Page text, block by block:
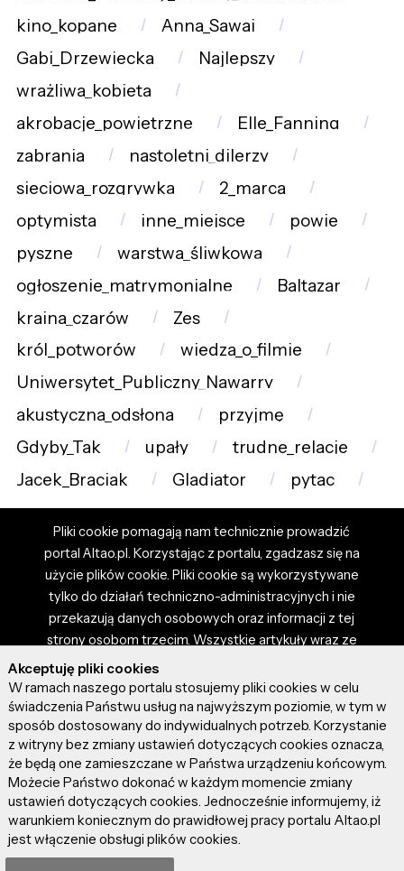
kino_kopane
Anna_Sawai
Gabi_Drzewiecka
Najlepszy
wrażliwa_kobieta
akrobacje_powietrzne
Elle_Fanning
zabrania
nastoletni_dilerzy
sieciowa_rozgrywka
2_marca
optymista
inne_miejsce
powie
pyszne
warstwa_śliwkowa
ogłoszenie_matrymonialne
Baltazar
kraina_czarów
Zes
król_potworów
wiedza_o_filmie
Uniwersytet_Publiczny_Nawarry
akustyczna_odsłona
przyjmę
Gdyby_Tak
upały
trudne_relacje
Jacek_Braciak
Gladiator pytac
Pliki cookie pomagają nam technicznie prowadzić
portal Altao.pl. Korzystając z portalu, zgadzasz się na
użycie plików cookie. Pliki cookie są wykorzystywane
tylko do działań techniczno-administracyjnych i nie
przekazują danych osobowych oraz informacji z tej
strony osobom trzecim. Wszystkie artykuły wraz ze
zdjęciami i materiałami dostępnymi na portalu są
własnością użytkowników. Administrator i właściciel
portalu nie ponosi odpowiedzialności za tresci
prezentowane przez autorów artykułów. Dodając
artykuł, zgadzasz się z regulaminem portalu oraz
ponosisz odpowiedzialność za wszystkie materiały
umieszczone przez Ciebie na stronie altao.pl.
Szczegóły dostępne w regulaminie portalu.
© 2026 altao.pl. Wszystkie prawa zastrzeżone.
Akceptuję pliki cookies
W ramach naszego portalu stosujemy pliki cookies w celu
świadczenia Państwu usług na najwyższym poziomie, w tym w
sposób dostosowany do indywidualnych potrzeb. Korzystanie
z witryny bez zmiany ustawień dotyczących cookies oznacza,
że będą one zamieszczane w Państwa urządzeniu końcowym.
Możecie Państwo dokonać w każdym momencie zmiany
ustawień dotyczących cookies. Jednocześnie informujemy, iż
warunkiem koniecznym do prawidłowej pracy portalu Altao.pl
jest włączenie obsługi plików cookies.